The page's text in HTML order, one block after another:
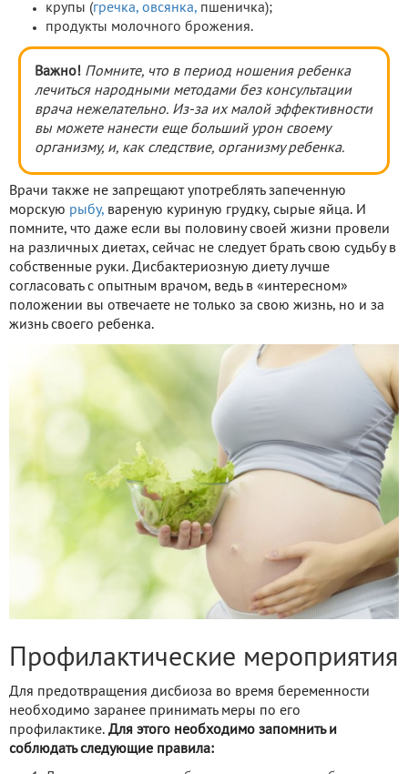
крупы (гречка, овсянка, пшеничка);
продукты молочного брожения.
Важно! Помните, что в период ношения ребенка
лечиться народными методами без консультации
врача нежелательно. Из-за их малой эффективности
вы можете нанести еще больший урон своему
организму, и, как следствие, организму ребенка.
Врачи также не запрещают употреблять запеченную
морскую рыбу, вареную куриную грудку, сырые яйца. И
помните, что даже если вы половину своей жизни провели
на различных диетах, сейчас не следует брать свою судьбу в
собственные руки. Дисбактериозную диету лучше
согласовать с опытным врачом, ведь в «интересном»
положении вы отвечаете не только за свою жизнь, но и за
жизнь своего ребенка.
Профилактические мероприятия
Для предотвращения дисбиоза во время беременности
необходимо заранее принимать меры по его
профилактике. Для этого необходимо запомнить и
соблюдать следующие правила: